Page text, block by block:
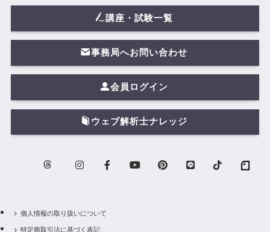
講座・試験一覧
事務局へお問い合わせ
会員ログイン
ウェブ解析士ナレッジ
個人情報の取り扱いについて
特定商取引法に基づく表記